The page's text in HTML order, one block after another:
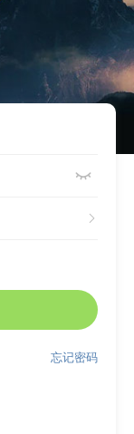


忘记密码